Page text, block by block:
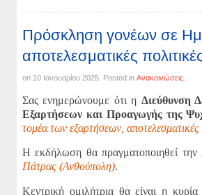
Πρόσκληση γονέων σε
αποτελεσματικές
on 10 Ιανουαρίου 2025 . Posted in Ανακοινώσεις
Σας ενημερώνουμε ότι η Διεύθυνση
Εξαρτήσεων και Προαγωγής της
τομέα των εξαρτήσεων, αποτελεσματικές
Η εκδήλωση θα πραγματοποιηθεί την
Πάτρας (Ανθούπολη).
Κεντρική ομιλήτρια θα είναι η